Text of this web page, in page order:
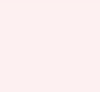
? Tu as autre
être ? 😠”
avec une
? Tu me
rien. C’est